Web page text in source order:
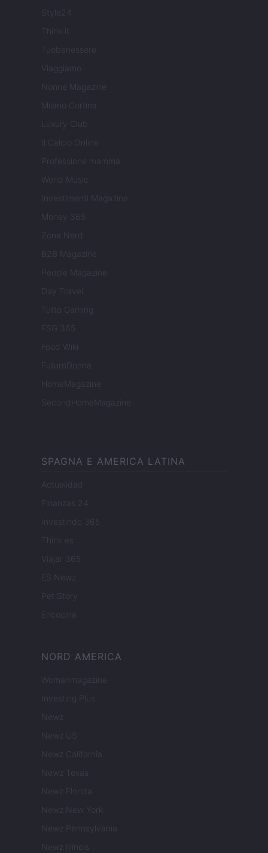
Style24
Think.it
Tuobenessere
Viaggiamo
Nonne Magazine
Milano Cortina
Luxury Club
Il Calcio Online
Professione mamma
World Music
Investimenti Magazine
Money 365
Zona Nerd
B2B Magazine
People Magazine
Day Travel
Tutto Gaming
ESG 365
Food Wiki
FuturoDonna
HomeMagazine
SecondHomeMagazine
SPAGNA E AMERICA LATINA
Actualidad
Finanzas 24
Investindo 365
Think.es
Viajar 365
ES Newz
Pet Story
Encocina
NORD AMERICA
Womanmagazine
Investing Plus
Newz
Newz US
Newz California
Newz Texas
Newz Florida
Newz New York
Newz Pennsylvania
Newz Illinois